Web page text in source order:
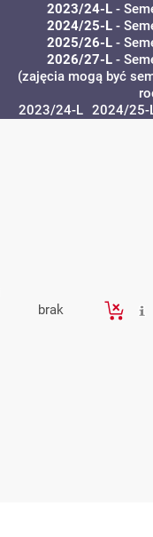
2023/24-L -
2024/25-L -
2025/26-L -
2026/27-L -
(zajęcia mogą być
2023/24-L 2024/25-
brak